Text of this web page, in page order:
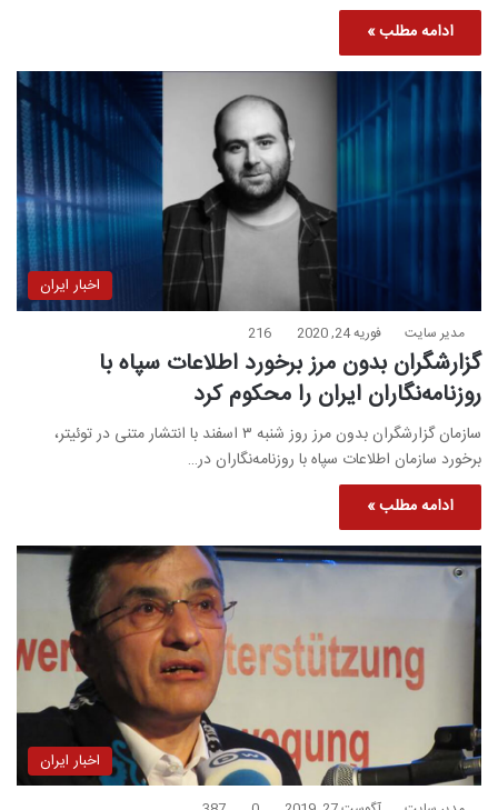
ادامه مطلب »
اخبار ایران
مدیر سایت فوریه 24, 2020 216
گزارشگران بدون مرز برخورد اطلاعات سپاه با
روزنامه‌نگاران ایران را محکوم کرد
سازمان گزارشگران بدون مرز روز شنبه ۳ اسفند با انتشار متنی در توئیتر،
برخورد سازمان اطلاعات سپاه با روزنامه‌نگاران در…
ادامه مطلب »
اخبار ایران